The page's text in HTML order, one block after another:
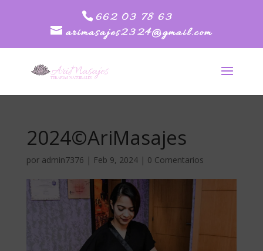
662 03 78 63
arimasajes2324@gmail.com
2024©AriMasajes
por admin7376 | Feb 9, 2024| 0 Comentarios